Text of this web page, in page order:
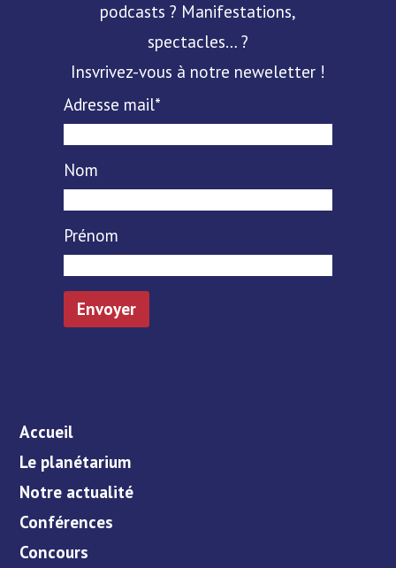
podcasts ? Manifestations,
spectacles… ?
Insvrivez-vous à notre neweletter !
Adresse mail*
Nom
Prénom
Accueil
Le planétarium
Notre actualité
Conférences
Concours